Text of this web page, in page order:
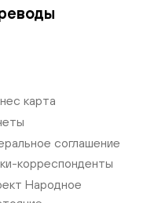
карта
соглашение
корреспонденты
Народное